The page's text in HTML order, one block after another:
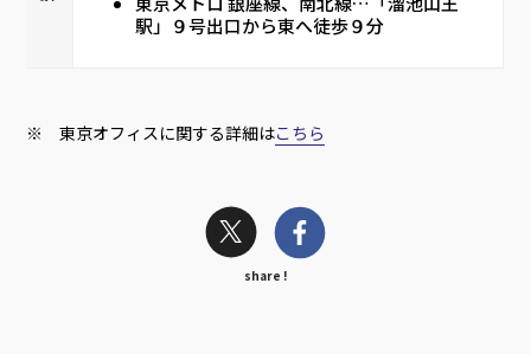
駅」９号出口から東へ徒歩９分
※ 東京オフィスに関する詳細はこちら
share !